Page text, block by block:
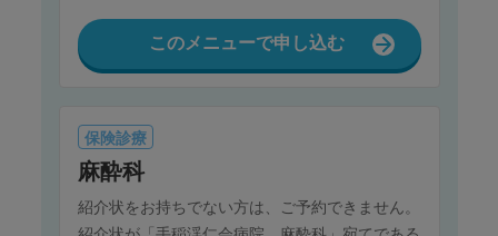
このメニューで申し込む
保険診療
麻酔科
紹介状をお持ちでない方は、ご予約できません。